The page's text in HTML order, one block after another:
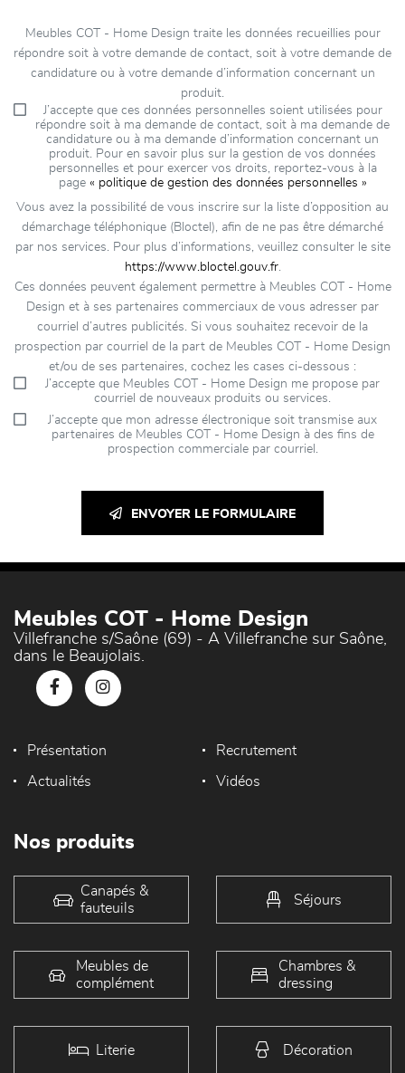
Meubles COT - Home Design traite les données recueillies pour
répondre soit à votre demande de contact, soit à votre demande de
candidature ou à votre demande d’information concernant un
produit.
J’accepte que ces données personnelles soient utilisées pour
répondre soit à ma demande de contact, soit à ma demande de
candidature ou à ma demande d’information concernant un
produit. Pour en savoir plus sur la gestion de vos données
personnelles et pour exercer vos droits, reportez-vous à la
page « politique de gestion des données personnelles »
Vous avez la possibilité de vous inscrire sur la liste d’opposition au
démarchage téléphonique (Bloctel), afin de ne pas être démarché
par nos services. Pour plus d’informations, veuillez consulter le site
https://www.bloctel.gouv.fr.
Ces données peuvent également permettre à Meubles COT - Home
Design et à ses partenaires commerciaux de vous adresser par
courriel d’autres publicités. Si vous souhaitez recevoir de la
prospection par courriel de la part de Meubles COT - Home Design
et/ou de ses partenaires, cochez les cases ci-dessous :
J’accepte que Meubles COT - Home Design me propose par
courriel de nouveaux produits ou services.
J’accepte que mon adresse électronique soit transmise aux
partenaires de Meubles COT - Home Design à des fins de
prospection commerciale par courriel.
ENVOYER LE FORMULAIRE
Meubles COT - Home Design
Villefranche s/Saône (69) - A Villefranche sur Saône,
dans le Beaujolais.
Présentation Recrutement
Actualités Vidéos
Nos produits
Canapés &
fauteuils
Séjours
Meubles de
complément
Chambres &
dressing
Literie Décoration